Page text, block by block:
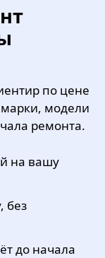
по цене
марки, модели
ремонта.
на вашу
без
до начала